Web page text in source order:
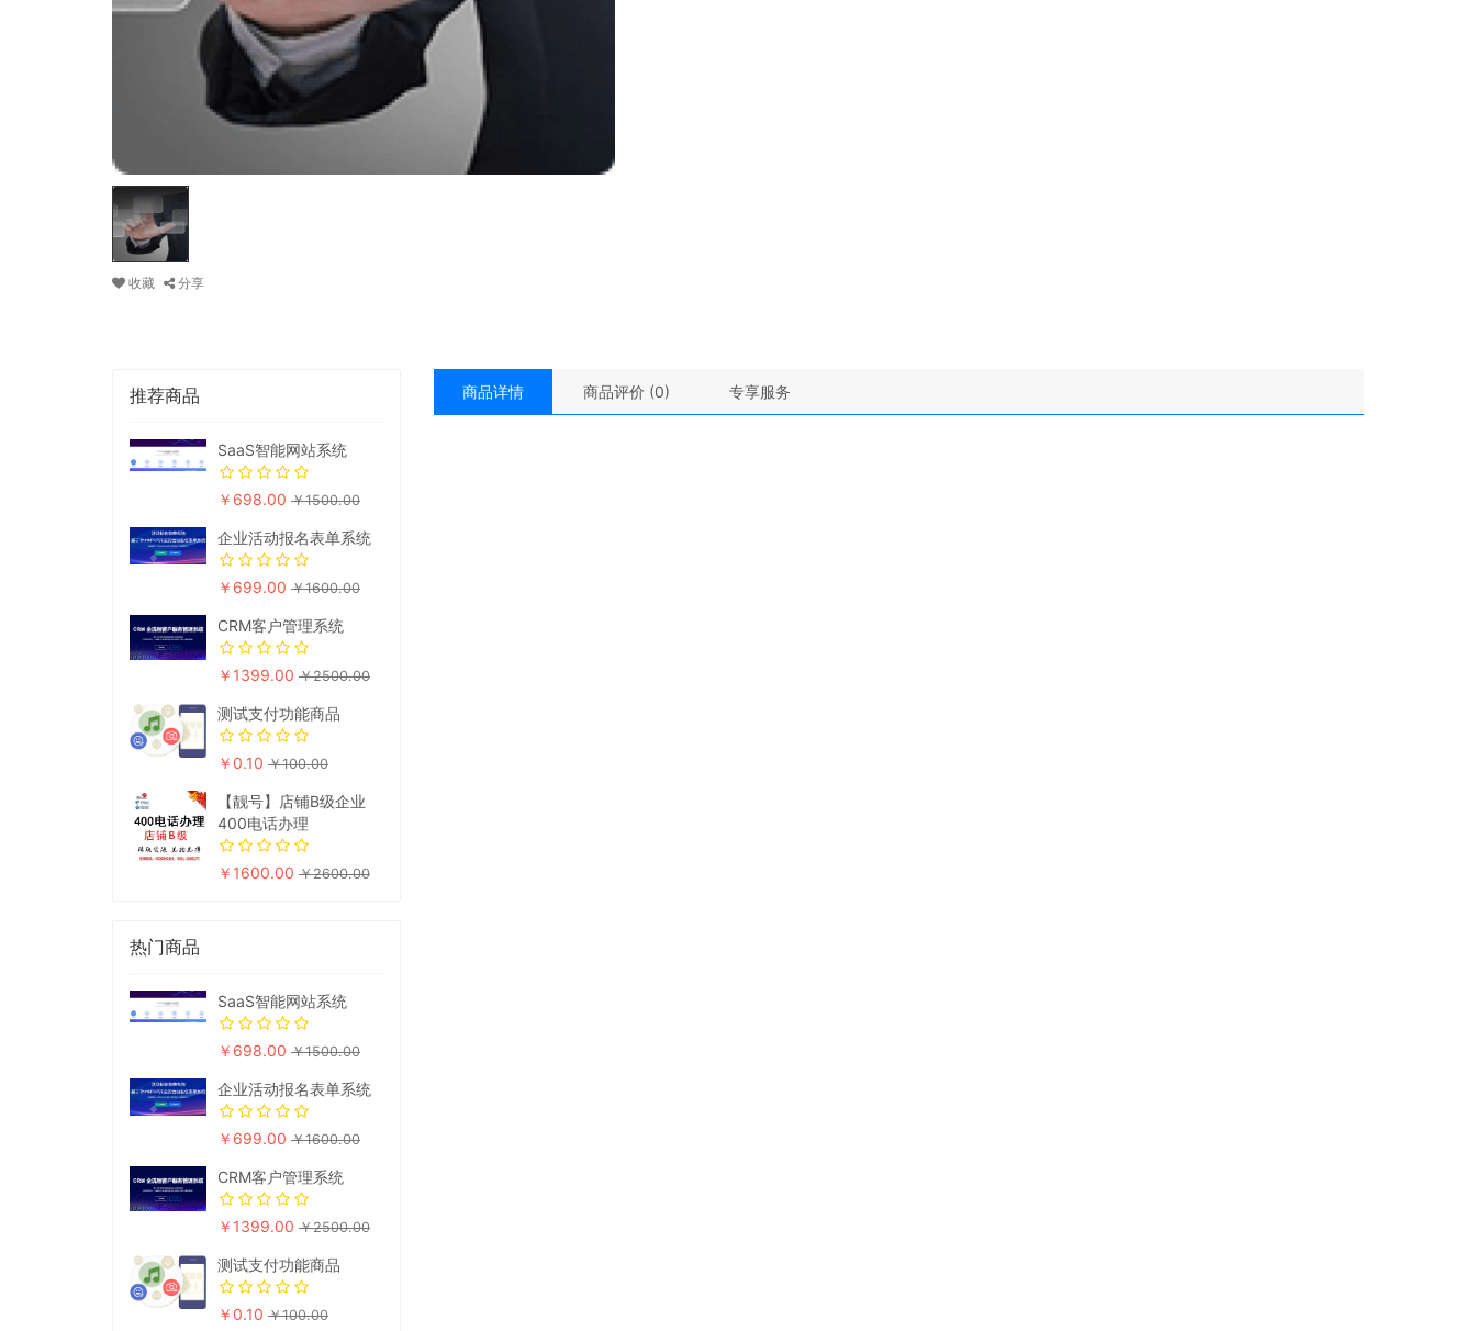
收藏 分享
推荐商品
SaaS智能网站系统
￥698.00 ￥1500.00
企业活动报名表单系统
￥699.00 ￥1600.00
CRM客户管理系统
￥1399.00 ￥2500.00
测试支付功能商品
￥0.10 ￥100.00
【靓号】店铺B级企业
400电话办理
￥1600.00 ￥2600.00
热门商品
SaaS智能网站系统
￥698.00 ￥1500.00
企业活动报名表单系统
￥699.00 ￥1600.00
CRM客户管理系统
￥1399.00 ￥2500.00
测试支付功能商品
￥0.10 ￥100.00
商品详情 商品评价 (0) 专享服务